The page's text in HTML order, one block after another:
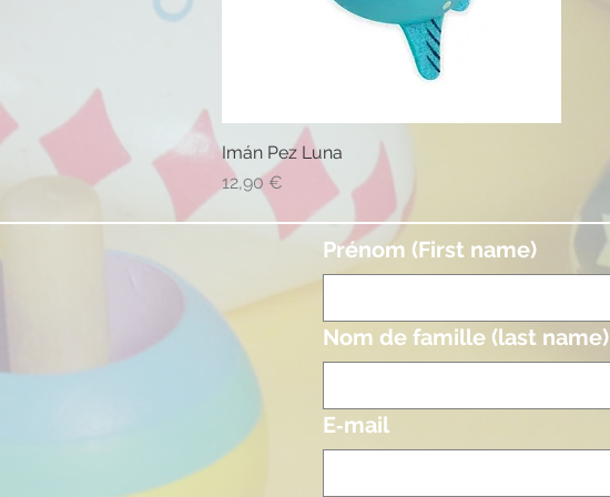
Vista rápida
Imán Pez Luna
Precio
12,90 €
Prénom (First name)
Nom de famille (last name)
E‑mail